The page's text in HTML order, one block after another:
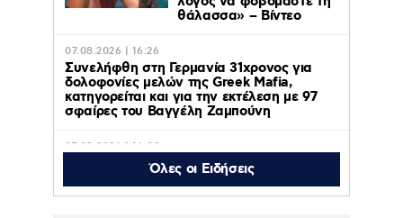
θάλασσα» – Βίντεο
07.08.2026 | 16:26
Συνελήφθη στη Γερμανία 31χρονος για
δολοφονίες μελών της Greek Mafia,
κατηγορείται και για την εκτέλεση με 97
σφαίρες του Βαγγέλη Ζαμπούνη
07.08.2026 | 16:09
Σέρρες: Βίντεο από τη σύγκρουση του ΙΧ
με το φορτηγό – Σε σοκ ο πατέρας που
έχασε σύζυγο και γιό – Ο οδηγός του
Όλες οι Ειδήσεις